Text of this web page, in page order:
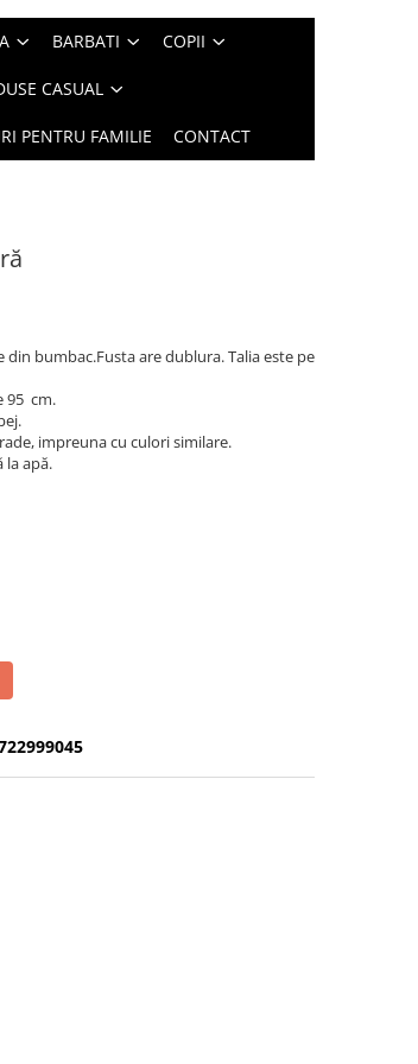
BARBATI COPII
CASUAL
PENTRU FAMILIE CONTACT
bumbac.Fusta are dublura. Talia este pe
95 cm.
impreuna cu culori similare.
la apă.